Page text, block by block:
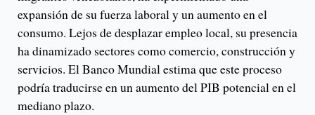
expansión de su fuerza laboral y un aumento en el
consumo. Lejos de desplazar empleo local, su presencia
ha dinamizado sectores como comercio, construcción y
servicios. El Banco Mundial estima que este proceso
podría traducirse en un aumento del PIB potencial en el
mediano plazo.